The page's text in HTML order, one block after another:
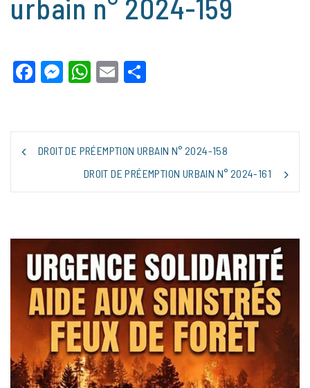
urbain n° 2024-159
Facebook
Messenger
WhatsApp
Email
NAVIGATION
DE
DROIT DE PRÉEMPTION URBAIN N° 2024-158
DROIT DE PRÉEMPTION URBAIN N° 2024-161